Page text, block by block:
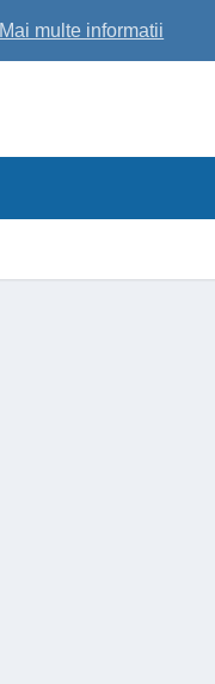
Mai multe informatii